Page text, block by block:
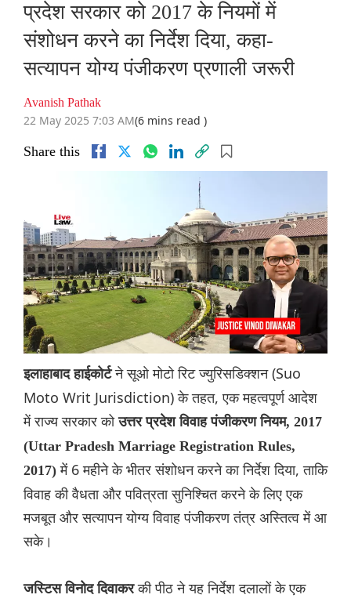
प्रदेश सरकार को 2017 के नियमों में
संशोधन करने का निर्देश दिया, कहा-
सत्यापन योग्य पंजीकरण प्रणाली जरूरी
Avanish Pathak
22 May 2025 7:03 AM(6 mins read )
Share this
इलाहाबाद हाईकोर्टने सूओ मोटो रिट ज्‍युरिसडिक्‍शन (Suo
Moto Writ Jurisdiction) के तहत, एक महत्वपूर्ण आदेश
में राज्य सरकार कोउत्तर प्रदेश विवाह पंजीकरण नियम, 2017
(Uttar Pradesh Marriage Registration Rules,
2017)में 6 महीने के भीतर संशोधन करने का निर्देश दिया, ताकि
विवाह की वैधता और पवित्रता सुनिश्चित करने के लिए एक
मजबूत और सत्यापन योग्य विवाह पंजीकरण तंत्र अस्तित्व में आ
सके।
जस्टिस विनोद दिवाकरकी पीठ ने यह निर्देश दलालों के एक